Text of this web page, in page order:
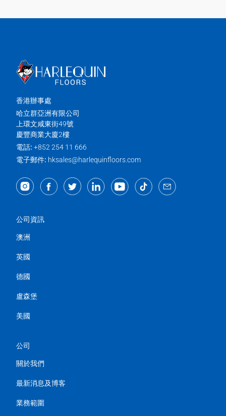
香港辦事處
哈立群亞洲有限公司
上環文咸東街49號
慶豐商業大廈2樓
電話: +852 254 11 666
電子郵件: hksales@harlequinfloors.com
公司資訊
澳洲
英國
德國
盧森堡
美國
公司
關於我們
最新消息及博客
業務範圍